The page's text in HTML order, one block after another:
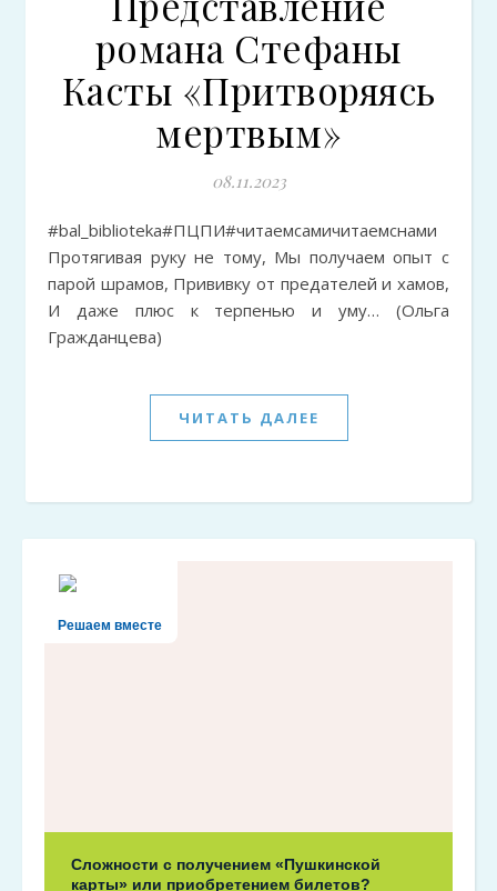
романа Стефаны
Касты «Притворяясь
мертвым»
08.11.2023
#bal_biblioteka#ПЦПИ#читаемсамичитаемснами
Протягивая руку не тому, Мы получаем опыт с
парой шрамов, Прививку от предателей и хамов,
И даже плюс к терпенью и уму… (Ольга
Гражданцева)
ЧИТАТЬ ДАЛЕЕ
Решаем вместе
Сложности с получением «Пушкинской
карты» или приобретением билетов?